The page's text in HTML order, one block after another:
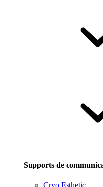
Supports de
Cryo Esthetic